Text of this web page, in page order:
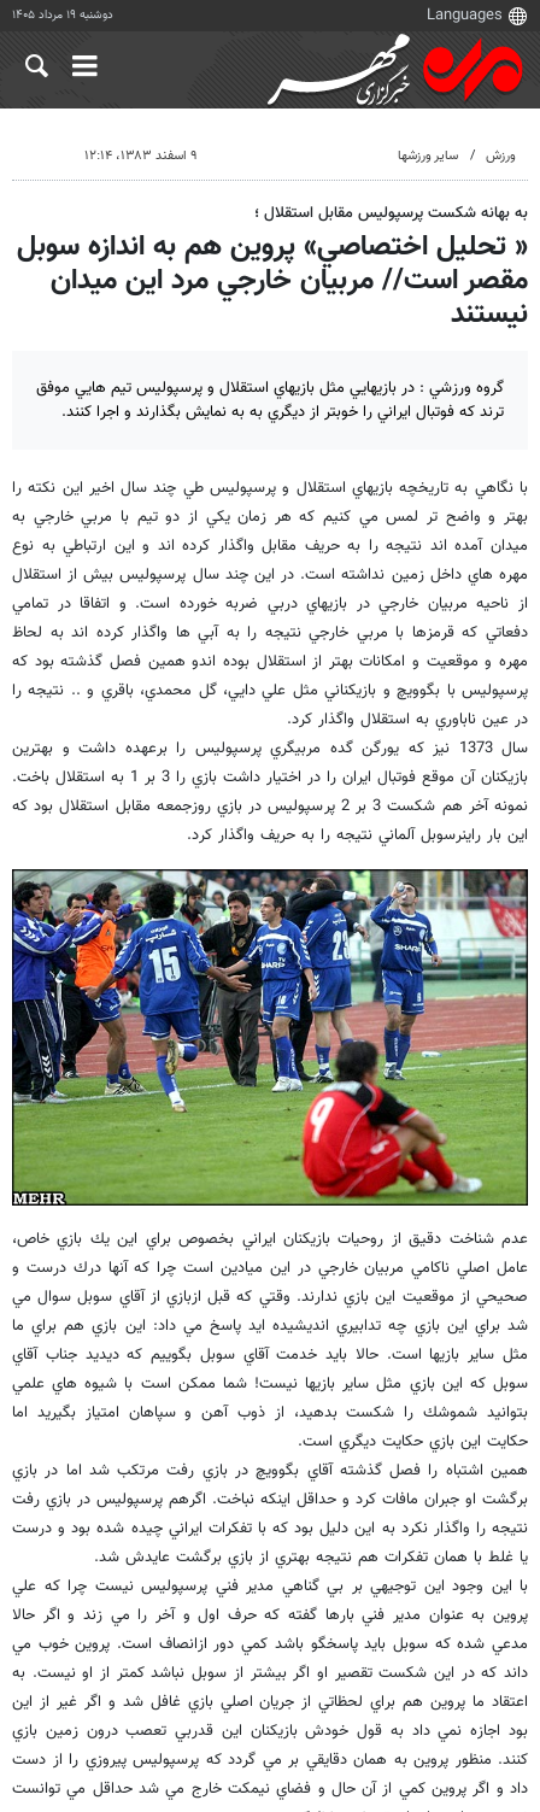
دوشنبه ۱۹ مرداد ۱۴۰۵
ورزش سایر ورزشها ۹ اسفند ۱۳۸۳، ۱۲:۱۴
به بهانه شكست پرسپوليس مقابل استقلال ؛
« تحليل اختصاصي» پروين هم به اندازه سوبل
مقصر است// مربيان خارجي مرد اين ميدان
نيستند
گروه ورزشي : در بازيهايي مثل بازيهاي استقلال و پرسپوليس تيم هايي موفق
ترند كه فوتبال ايراني را خوبتر از ديگري به به نمايش بگذارند و اجرا كنند.
با نگاهي به تاريخچه بازيهاي استقلال و پرسپوليس طي چند سال اخير اين نكته را
بهتر و واضح تر لمس مي كنيم كه هر زمان يكي از دو تيم با مربي خارجي به
ميدان آمده اند نتيجه را به حريف مقابل واگذار كرده اند و اين ارتباطي به نوع
مهره هاي داخل زمين نداشته است. در اين چند سال پرسپوليس بيش از استقلال
از ناحيه مربيان خارجي در بازيهاي دربي ضربه خورده است. و اتفاقا در تمامي
دفعاتي كه قرمزها با مربي خارجي نتيجه را به آبي ها واگذار كرده اند به لحاظ
مهره و موقعيت و امكانات بهتر از استقلال بوده اندو همين فصل گذشته بود كه
پرسپوليس با بگوويچ و بازيكناني مثل علي دايي، گل محمدي، باقري و .. نتيجه را
در عين ناباوري به استقلال واگذار كرد.
سال 1373 نيز كه يورگن گده مربيگري پرسپوليس را برعهده داشت و بهترين
بازيكنان آن موقع فوتبال ايران را در اختيار داشت بازي را 3 بر 1 به استقلال باخت.
نمونه آخر هم شكست 3 بر 2 پرسپوليس در بازي روزجمعه مقابل استقلال بود كه
اين بار راينرسوبل آلماني نتيجه را به حريف واگذار كرد.
عدم شناخت دقيق از روحيات بازيكنان ايراني بخصوص براي اين يك بازي خاص،
عامل اصلي ناكامي مربيان خارجي در اين ميادين است چرا كه آنها درك درست و
صحيحي از موقعيت اين بازي ندارند. وقتي كه قبل ازبازي از آقاي سوبل سوال مي
شد براي اين بازي چه تدابيري انديشيده ايد پاسخ مي داد: اين بازي هم براي ما
مثل ساير بازيها است. حالا بايد خدمت آقاي سوبل بگوييم كه ديديد جناب آقاي
سوبل كه اين بازي مثل ساير بازيها نيست! شما ممكن است با شيوه هاي علمي
بتوانيد شموشك را شكست بدهيد، از ذوب آهن و سپاهان امتياز بگيريد اما
حكايت اين بازي حكايت ديگري است.
همين اشتباه را فصل گذشته آقاي بگوويچ در بازي رفت مرتكب شد اما در بازي
برگشت او جبران مافات كرد و حداقل اينكه نباخت. اگرهم پرسپوليس در بازي رفت
نتيجه را واگذار نكرد به اين دليل بود كه با تفكرات ايراني چيده شده بود و درست
يا غلط با همان تفكرات هم نتيجه بهتري از بازي برگشت عايدش شد.
با اين وجود اين توجيهي بر بي گناهي مدير فني پرسپوليس نيست چرا كه علي
پروين به عنوان مدير فني بارها گفته كه حرف اول و آخر را مي زند و اگر حالا
مدعي شده كه سوبل بايد پاسخگو باشد كمي دور ازانصاف است. پروين خوب مي
داند كه در اين شكست تقصير او اگر بيشتر از سوبل نباشد كمتر از او نيست. به
اعتقاد ما پروين هم براي لحظاتي از جريان اصلي بازي غافل شد و اگر غير از اين
بود اجازه نمي داد به قول خودش بازيكنان اين قدربي تعصب درون زمين بازي
كنند. منظور پروين به همان دقايقي بر مي گردد كه پرسپوليس پيروزي را از دست
داد و اگر پروين كمي از آن حال و فضاي نيمكت خارج مي شد حداقل مي توانست